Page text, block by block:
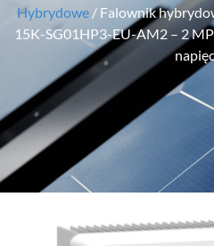
Hybrydowe / Falownik
15K-SG01HP3-EU-AM2 – 2